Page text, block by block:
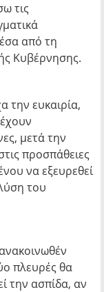
τις
από τη
Κυβέρνησης.
την ευκαιρία,
μετά την
προσπάθειες
να εξευρεθεί
του
πλευρές θα
την ασπίδα, αν